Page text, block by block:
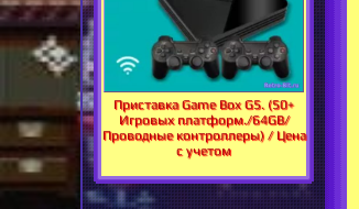
Приставка Game Box G5. (50+
Игровых платформ./64GB/
Проводные контроллеры) / Цена
с учетом